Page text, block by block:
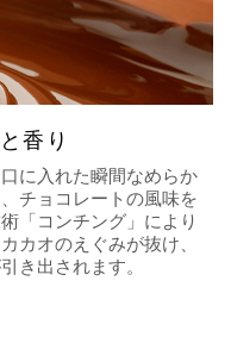
香り
に入れた瞬間なめらか
チョコレートの風味を
「コンチング」により
カオのえぐみが抜け、
き出されます。